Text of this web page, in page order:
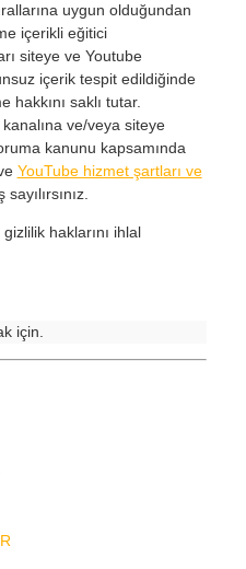
uygun olduğundan
içerikli eğitici
siteye ve Youtube
içerik tespit edildiğinde
hakkını saklı tutar.
ve/veya siteye
kanunu kapsamında
YouTube hizmet şartları ve
haklarını ihlal
için.